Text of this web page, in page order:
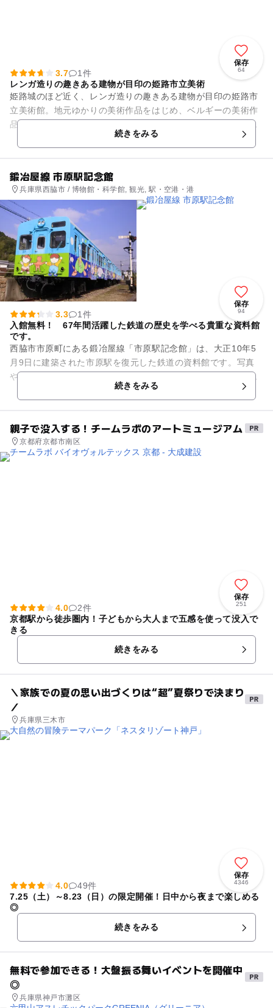
保存
64
3.7
1件
レンガ造りの趣きある建物が目印の姫路市立美術
姫路城のほど近く、レンガ造りの趣きある建物が目印の姫路市
立美術館。地元ゆかりの美術作品をはじめ、ベルギーの美術作
品も多数コレクションしています。コレクションギャラリーで
はこれらの貴重な収蔵品を順...続きをみる
鍛冶屋線 市原駅記念館
兵庫県西脇市 / 博物館・科学館, 観光, 駅・空港・港
保存
94
3.3
1件
入館無料！ 67年間活躍した鉄道の歴史を学べる貴重な資料館
です。
西脇市市原町にある鍛冶屋線「市原駅記念館」は、大正10年5
月9日に建築された市原駅を復元した鉄道の資料館です。写真
や駅員の制服、行き先明示板など鉄道に関する資料を展示・公
開しており、鍛冶屋線の歴...続きをみる
親子で没入する！チームラボのアートミュージアム
京都府京都市南区
保存
251
4.0
2件
京都駅から徒歩圏内！子どもから大人まで五感を使って没入で
きる
続きをみる
＼家族での夏の思い出づくりは“超”夏祭りで決まり
／
兵庫県三木市
保存
4346
4.0
49件
7.25（土）～8.23（日）の限定開催！日中から夜まで楽しめる
◎
続きをみる
無料で参加できる！大盤振る舞いイベントを開催中
◎
兵庫県神戸市灘区